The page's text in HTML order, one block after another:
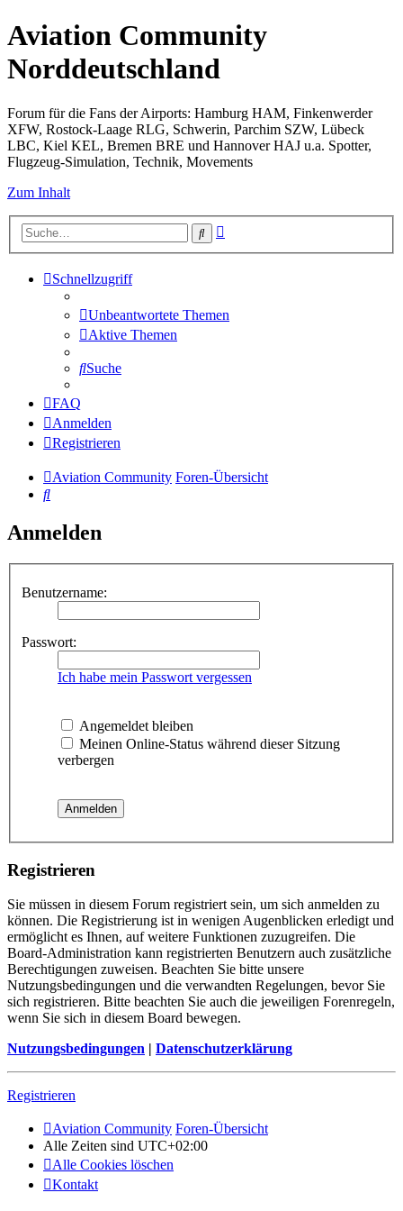
Aviation Community
Norddeutschland
Forum für die Fans der Airports: Hamburg HAM, Finkenwerder
XFW, Rostock-Laage RLG, Schwerin, Parchim SZW, Lübeck
LBC, Kiel KEL, Bremen BRE und Hannover HAJ u.a. Spotter,
Flugzeug-Simulation, Technik, Movements
Zum Inhalt
Suche
Schnellzugriff
Unbeantwortete Themen
Aktive Themen
Suche
FAQ
Anmelden
Registrieren
Aviation Community Foren-Übersicht
Suche
Anmelden
Benutzername:
Passwort:
Ich habe mein Passwort vergessen
Angemeldet bleiben
Meinen Online-Status während dieser Sitzung
verbergen
Registrieren
Sie müssen in diesem Forum registriert sein, um sich anmelden zu
können. Die Registrierung ist in wenigen Augenblicken erledigt und
ermöglicht es Ihnen, auf weitere Funktionen zuzugreifen. Die
Board-Administration kann registrierten Benutzern auch zusätzliche
Berechtigungen zuweisen. Beachten Sie bitte unsere
Nutzungsbedingungen und die verwandten Regelungen, bevor Sie
sich registrieren. Bitte beachten Sie auch die jeweiligen Forenregeln,
wenn Sie sich in diesem Board bewegen.
Nutzungsbedingungen | Datenschutzerklärung
Registrieren
Aviation Community Foren-Übersicht
Alle Zeiten sind UTC+02:00
Alle Cookies löschen
Kontakt